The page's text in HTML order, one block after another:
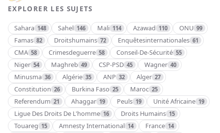
EXPLORER LES SUJETS
Sahara 148 Sahel 146 Mali 114 Azawad 110 ONU 99
Famas 82 Droitshumains 72 Enquêtesinternationales 61
CMA 58 Crimesdeguerre 58 Conseil-De-Sécurité 55
Niger 54 Maghreb 49 CSP-PSD 45 Wagner 40
Minusma 36 Algérie 35 ANP 32 Alger 27
Constitution 26 Burkina Faso 25 Maroc 25
Referendum 21 Ahaggar 19 Peuls 19 Unité Africaine 19
Ligue Des Droits De L'homme 16 Droits Humains 15
Touareg 15 Amnesty International 14 France 14